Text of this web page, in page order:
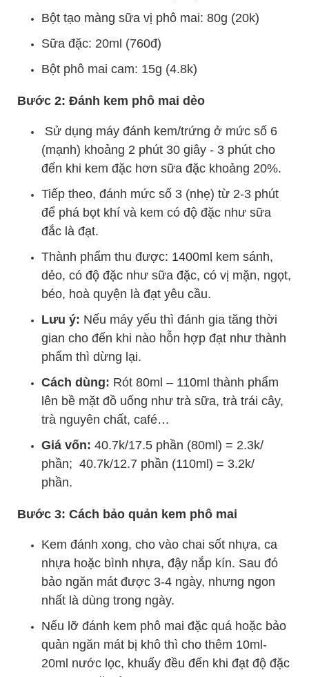
Bột tạo màng sữa vị phô mai: 80g (20k)
Sữa đặc: 20ml (760đ)
Bột phô mai cam: 15g (4.8k)
Bước 2: Đánh kem phô mai dẻo
Sử dụng máy đánh kem/trứng ở mức số 6
(mạnh) khoảng 2 phút 30 giây - 3 phút cho
đến khi kem đặc hơn sữa đặc khoảng 20%.
Tiếp theo, đánh mức số 3 (nhẹ) từ 2-3 phút
để phá bọt khí và kem có độ đặc như sữa
đắc là đạt.
Thành phẩm thu được: 1400ml kem sánh,
dẻo, có độ đặc như sữa đặc, có vị mặn, ngọt,
béo, hoà quyện là đạt yêu cầu.
Lưu ý: Nếu máy yếu thì đánh gia tăng thời
gian cho đến khi nào hỗn hợp đạt như thành
phẩm thì dừng lại.
Cách dùng: Rót 80ml – 110ml thành phẩm
lên bề mặt đồ uống như trà sữa, trà trái cây,
trà nguyên chất, café…
Giá vốn: 40.7k/17.5 phần (80ml) = 2.3k/
phần; 40.7k/12.7 phần (110ml) = 3.2k/
phần.
Bước 3: Cách bảo quản kem phô mai
Kem đánh xong, cho vào chai sốt nhựa, ca
nhựa hoặc bình nhựa, đậy nắp kín. Sau đó
bảo ngăn mát được 3-4 ngày, nhưng ngon
nhất là dùng trong ngày.
Nếu lỡ đánh kem phô mai đặc quá hoặc bảo
quản ngăn mát bị khô thì cho thêm 10ml-
20ml nước lọc, khuấy đều đến khi đạt độ đặc